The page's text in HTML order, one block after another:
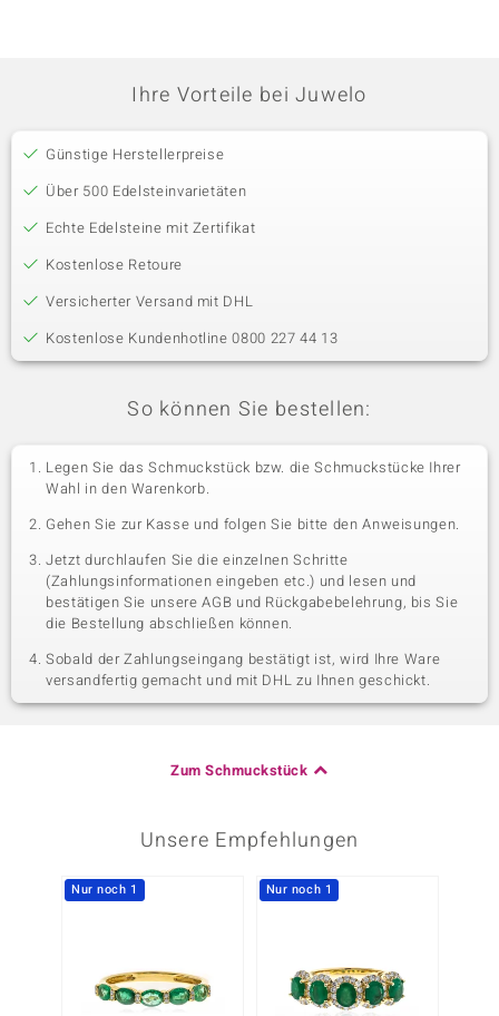
Ihre Vorteile bei Juwelo
Günstige Herstellerpreise
Über 500 Edelsteinvarietäten
Echte Edelsteine mit Zertifikat
Kostenlose Retoure
Versicherter Versand mit DHL
Kostenlose Kundenhotline 0800 227 44 13
So können Sie bestellen:
Legen Sie das Schmuckstück bzw. die Schmuckstücke Ihrer
Wahl in den Warenkorb.
Gehen Sie zur Kasse und folgen Sie bitte den Anweisungen.
Jetzt durchlaufen Sie die einzelnen Schritte
(Zahlungsinformationen eingeben etc.) und lesen und
bestätigen Sie unsere AGB und Rückgabebelehrung, bis Sie
die Bestellung abschließen können.
Sobald der Zahlungseingang bestätigt ist, wird Ihre Ware
versandfertig gemacht und mit DHL zu Ihnen geschickt.
Zum Schmuckstück
Unsere Empfehlungen
Nur noch 1 Nur noch 1